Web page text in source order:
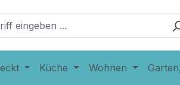
Küche Wohnen